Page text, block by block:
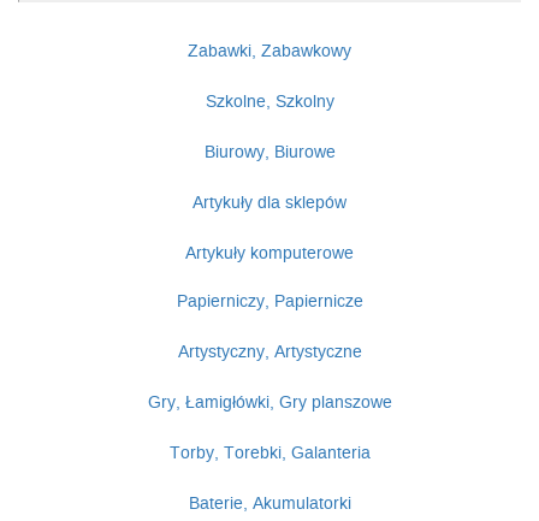
Zabawki, Zabawkowy
Szkolne, Szkolny
Biurowy, Biurowe
Artykuły dla sklepów
Artykuły komputerowe
Papierniczy, Papiernicze
Artystyczny, Artystyczne
Gry, Łamigłówki, Gry planszowe
Torby, Torebki, Galanteria
Baterie, Akumulatorki